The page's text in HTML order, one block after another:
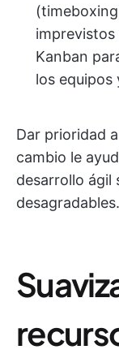
Kanban
los equipos
Dar prioridad
cambio le
desarrollo ágil
desagradables.